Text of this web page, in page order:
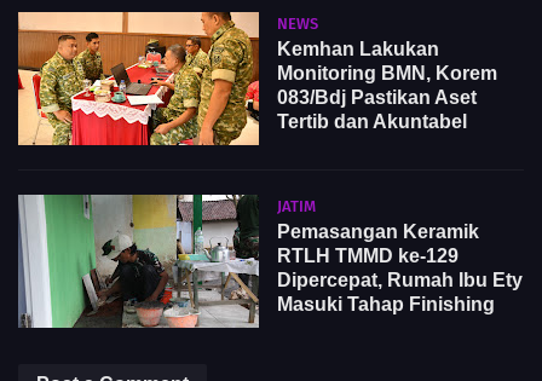
NEWS
Kemhan Lakukan
Monitoring BMN, Korem
083/Bdj Pastikan Aset
Tertib dan Akuntabel
JATIM
Pemasangan Keramik
RTLH TMMD ke-129
Dipercepat, Rumah Ibu Ety
Masuki Tahap Finishing